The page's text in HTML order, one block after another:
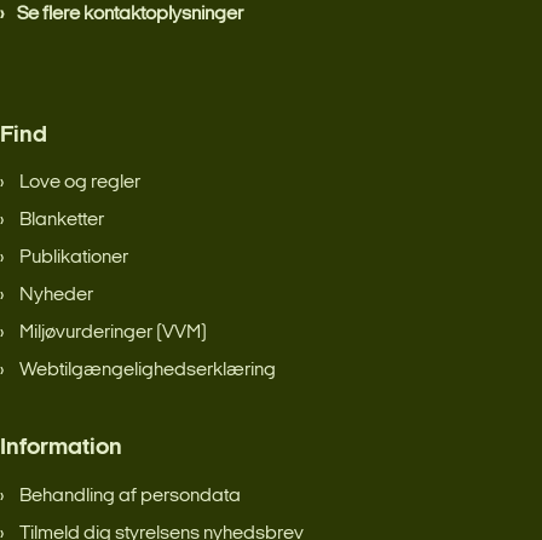
Se flere kontaktoplysninger
Find
Love og regler
Blanketter
Publikationer
Nyheder
Miljøvurderinger (VVM)
Webtilgængelighedserklæring
Information
Behandling af persondata
Tilmeld dig styrelsens nyhedsbrev